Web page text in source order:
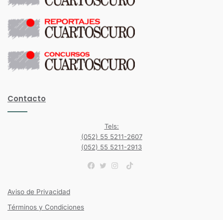
Contacto
Tels:
(052) 55 5211-2607
(052) 55 5211-2913
TikTok
Aviso de Privacidad
Términos y Condiciones